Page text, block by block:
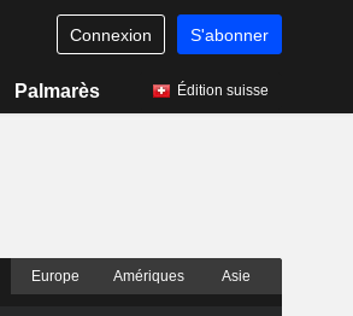
Connexion S'abonner
Palmarès Édition suisse
Europe Amériques Asie